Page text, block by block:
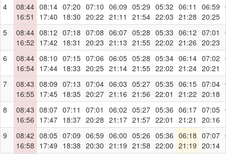
4
08:44
16:51
08:14
17:40
07:20
18:30
07:10
20:22
06:09
21:11
05:29
21:54
05:32
22:03
06:11
21:28
06:59
20:25
5
08:44
16:52
08:12
17:42
07:18
18:31
07:08
20:23
06:07
21:13
05:28
21:55
05:33
22:02
06:12
21:26
07:01
20:23
6
08:44
16:54
08:10
17:44
07:15
18:33
07:06
20:25
06:05
21:14
05:28
21:55
05:34
22:02
06:14
21:24
07:02
20:21
7
08:43
16:55
08:09
17:45
07:13
18:35
07:04
20:27
06:03
21:16
05:27
21:56
05:35
22:01
06:15
21:22
07:04
20:18
8
08:43
16:56
08:07
17:47
07:11
18:37
07:01
20:28
06:02
21:17
05:27
21:57
05:36
22:01
06:17
21:21
07:05
20:16
9
08:42
16:58
08:05
17:49
07:09
18:38
06:59
20:30
06:00
21:19
05:26
21:58
05:36
22:00
06:18
21:19
07:07
20:14